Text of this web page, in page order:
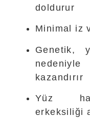
doldurur
Minimal iz
Genetik,
nedeniyle
kazandırır
Yüz
erkeksiliği